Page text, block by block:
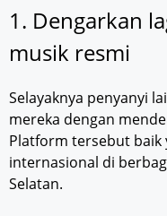
1. Dengarkan
musik resmi
Selayaknya penyanyi
mereka dengan
Platform tersebut baik
internasional di
Selatan.